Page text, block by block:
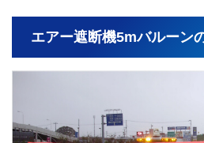
エアー遮断機5mバルーン